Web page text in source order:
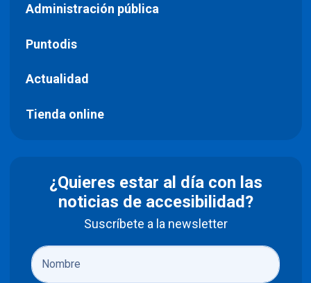
Administración pública
Puntodis
Actualidad
Tienda online
¿Quieres estar al día con las
noticias de accesibilidad?
Suscríbete a la newsletter